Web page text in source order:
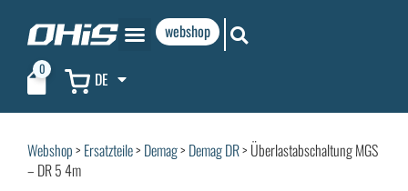
webshop
0 DE
Webshop> Ersatzteile> Demag> Demag DR> Überlastabschaltung MGS
– DR 5 4m